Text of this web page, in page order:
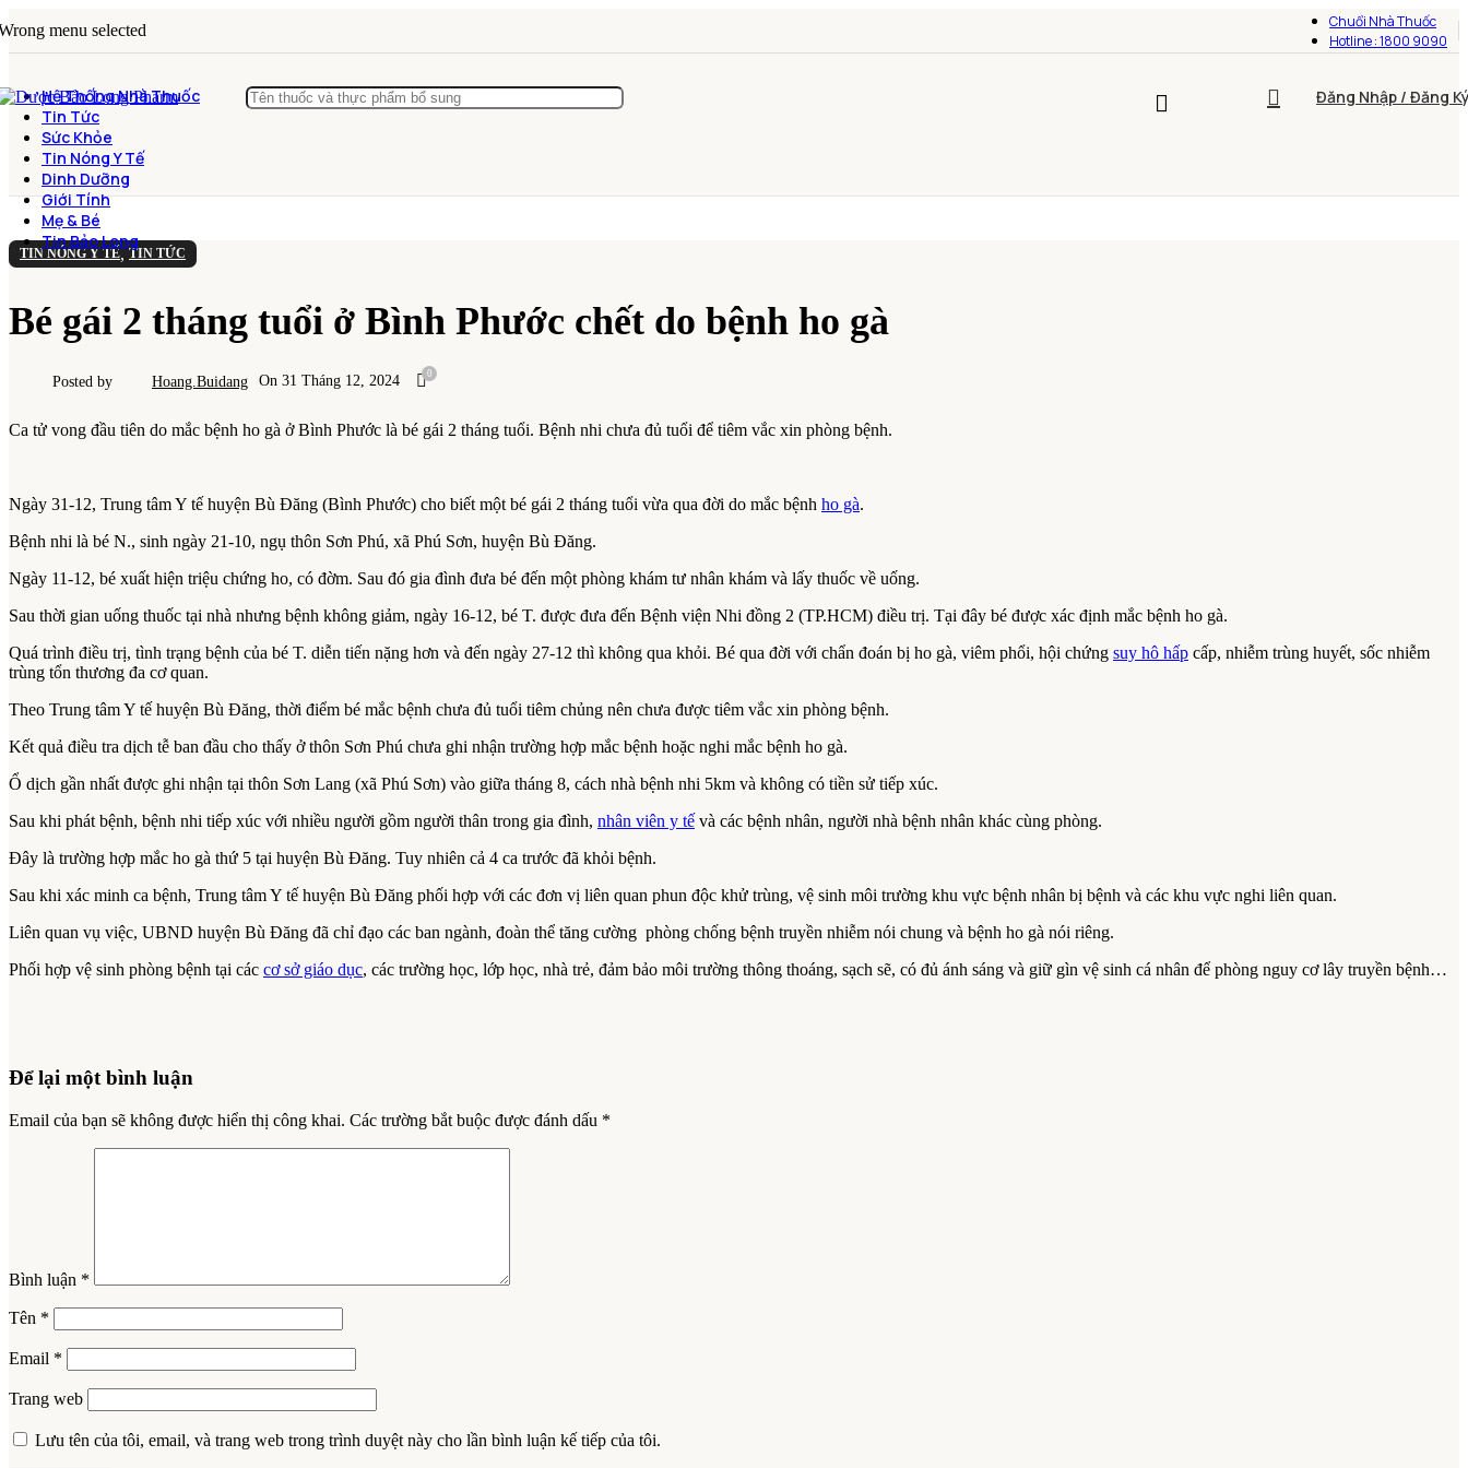
menu selected
Chuổi Nhà Thuốc
Hotline : 1800 9090
Đăng Nhập / Đăng
Hệ Thống Nhà Thuốc
Tin Tức
Sức Khỏe
Tin Nóng Y Tế
Dinh Dưỡng
Giới Tính
Mẹ & Bé
Tin Bảo Long
TIN NÓNG Y TẾ,TIN TỨC
Bé gái 2 tháng tuổi ở Bình Phước chết do bệnh ho gà
Posted by Hoang.buidang On 31 Tháng 12, 2024 0
Ca tử vong đầu tiên do mắc bệnh ho gà ở Bình Phước là bé gái 2 tháng tuổi. Bệnh nhi chưa đủ tuổi để tiêm vắc xin phòng bệnh.
Ngày 31-12, Trung tâm Y tế huyện Bù Đăng (Bình Phước) cho biết một bé gái 2 tháng tuổi vừa qua đời do mắc bệnh ho gà.
Bệnh nhi là bé N., sinh ngày 21-10, ngụ thôn Sơn Phú, xã Phú Sơn, huyện Bù Đăng.
Ngày 11-12, bé xuất hiện triệu chứng ho, có đờm. Sau đó gia đình đưa bé đến một phòng khám tư nhân khám và lấy thuốc về uống.
Sau thời gian uống thuốc tại nhà nhưng bệnh không giảm, ngày 16-12, bé T. được đưa đến Bệnh viện Nhi đồng 2 (TP.HCM) điều trị. Tại đây bé được xác định mắc bệnh ho gà.
Quá trình điều trị, tình trạng bệnh của bé T. diễn tiến nặng hơn và đến ngày 27-12 thì không qua khỏi. Bé qua đời với chẩn đoán bị ho gà, viêm phổi, hội chứng suy hô hấp cấp, nhiễm trùng huyết, sốc nhiễm
trùng tổn thương đa cơ quan.
Theo Trung tâm Y tế huyện Bù Đăng, thời điểm bé mắc bệnh chưa đủ tuổi tiêm chủng nên chưa được tiêm vắc xin phòng bệnh.
Kết quả điều tra dịch tễ ban đầu cho thấy ở thôn Sơn Phú chưa ghi nhận trường hợp mắc bệnh hoặc nghi mắc bệnh ho gà.
Ổ dịch gần nhất được ghi nhận tại thôn Sơn Lang (xã Phú Sơn) vào giữa tháng 8, cách nhà bệnh nhi 5km và không có tiền sử tiếp xúc.
Sau khi phát bệnh, bệnh nhi tiếp xúc với nhiều người gồm người thân trong gia đình, nhân viên y tế và các bệnh nhân, người nhà bệnh nhân khác cùng phòng.
Đây là trường hợp mắc ho gà thứ 5 tại huyện Bù Đăng. Tuy nhiên cả 4 ca trước đã khỏi bệnh.
Sau khi xác minh ca bệnh, Trung tâm Y tế huyện Bù Đăng phối hợp với các đơn vị liên quan phun độc khử trùng, vệ sinh môi trường khu vực bệnh nhân bị bệnh và các khu vực nghi liên quan.
Liên quan vụ việc, UBND huyện Bù Đăng đã chỉ đạo các ban ngành, đoàn thể tăng cường phòng chống bệnh truyền nhiễm nói chung và bệnh ho gà nói riêng.
Phối hợp vệ sinh phòng bệnh tại các cơ sở giáo dục, các trường học, lớp học, nhà trẻ, đảm bảo môi trường thông thoáng, sạch sẽ, có đủ ánh sáng và giữ gìn vệ sinh cá nhân để phòng nguy cơ lây truyền bệnh…
Để lại một bình luận
Email của bạn sẽ không được hiển thị công khai. Các trường bắt buộc được đánh dấu *
Bình luận *
Tên *
Email *
Trang web
Lưu tên của tôi, email, và trang web trong trình duyệt này cho lần bình luận kế tiếp của tôi.